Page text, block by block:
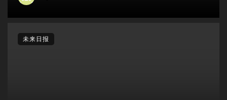
未来日报